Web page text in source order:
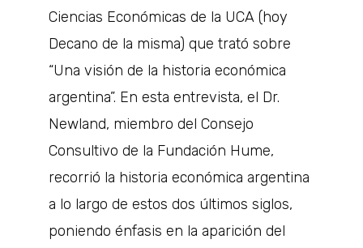
Ciencias Económicas de la UCA (hoy
Decano de la misma) que trató sobre
“Una visión de la historia económica
argentina”. En esta entrevista, el Dr.
Newland, miembro del Consejo
Consultivo de la Fundación Hume,
recorrió la historia económica argentina
a lo largo de estos dos últimos siglos,
poniendo énfasis en la aparición del